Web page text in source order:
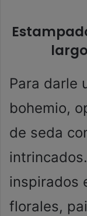
Para darle
bohemio,
de seda
inspirados
florales,